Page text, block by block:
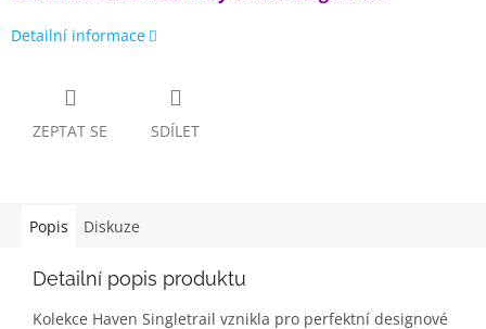
Detailní informace
ZEPTAT SE SDÍLET
Popis Diskuze
Detailní popis produktu
Kolekce Haven Singletrail vznikla pro perfektní designové